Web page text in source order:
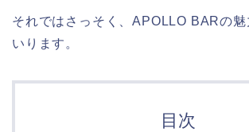
それではさっそく、APOLLO BARの魅
いります。
目次